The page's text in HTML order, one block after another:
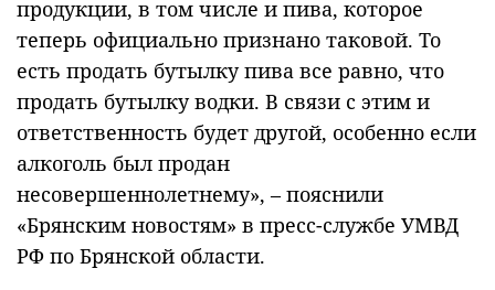
продукции, в том числе и пива, которое
теперь официально признано таковой. То
есть продать бутылку пива все равно, что
продать бутылку водки. В связи с этим и
ответственность будет другой, особенно если
алкоголь был продан
несовершеннолетнему», – пояснили
«Брянским новостям» в пресс-службе УМВД
РФ по Брянской области.